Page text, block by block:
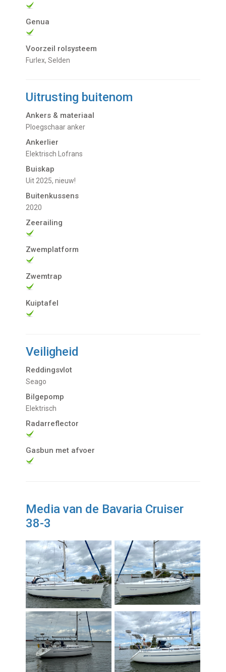
Genua
Voorzeil rolsysteem
Furlex, Selden
Uitrusting buitenom
Ankers & materiaal
Ploegschaar anker
Ankerlier
Elektrisch Lofrans
Buiskap
Uit 2025, nieuw!
Buitenkussens
2020
Zeerailing
Zwemplatform
Zwemtrap
Kuiptafel
Veiligheid
Reddingsvlot
Seago
Bilgepomp
Elektrisch
Radarreflector
Gasbun met afvoer
Media van de Bavaria Cruiser
38-3